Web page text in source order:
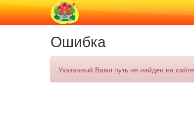
Ошибка
Указанный Вами путь не найден на сайте